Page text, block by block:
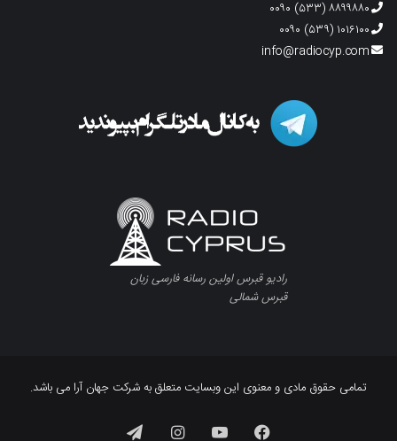
۸۸۹۹۸۸۰ (۵۳۳) ۰۰۹۰
۱۰۱۶۱۰۰ (۵۳۹) ۰۰۹۰
info@radiocyp.com
رادیو قبرس اولین رسانه فارسی زبان
قبرس شمالی
تمامی حقوق مادی و معنوی این وبسایت متعلق به شرکت جهان آرا می باشد.
فیسبوکیوتیوباینستاگرامتلگرام